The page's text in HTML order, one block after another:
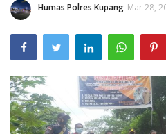
Giat Ops
Lantas
Jurnal Kamtibmas
Satwil
Humas Polres Kupang Mar 28,